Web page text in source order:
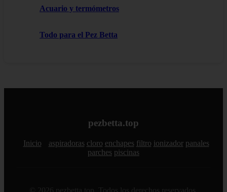
Acuario y termómetros
Todo para el Pez Betta
pezbetta.top
Inicio aspiradoras cloro enchapes filtro ionizador panales
parches piscinas